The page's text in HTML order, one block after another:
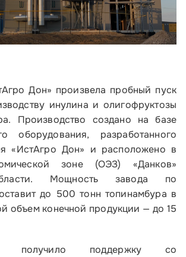
Дон» произвела пробный пуск
инулина и олигофруктозы
Производство создано на базе
оборудования, разработанного
«ИстАгро Дон» и расположено в
зоне (ОЭЗ) «Данков»
Мощность завода по
до 500 тонн топинамбура в
объем конечной продукции — до 15
получило поддержку со